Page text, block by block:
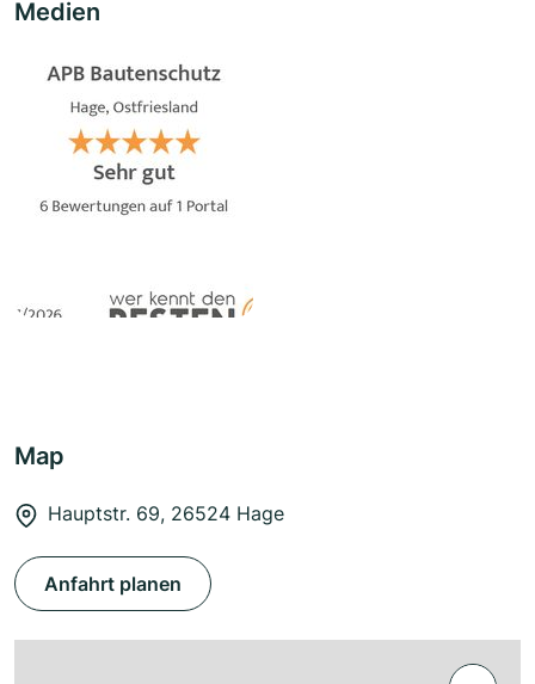
Medien
Map
Hauptstr. 69, 26524 Hage
Anfahrt planen